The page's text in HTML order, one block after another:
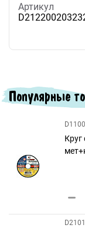
Артикул
Популярные
Круг